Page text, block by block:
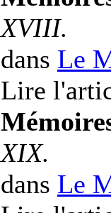
XVIII.
dans Le
Lire
XIX.
dans Le